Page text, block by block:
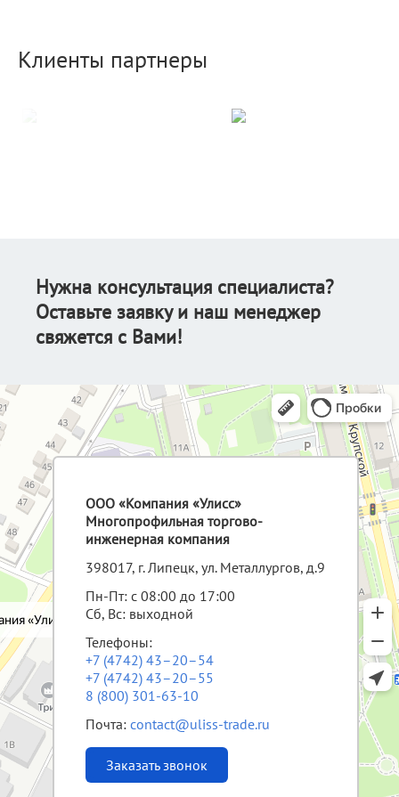
Клиенты партнеры
Нужна консультация специалиста?
Оставьте заявку и наш менеджер
свяжется с Вами!
ООО «Компания «Улисс»
Многопрофильная торгово-
инженерная компания
398017, г. Липецк, ул. Металлургов, д.9
Пн-Пт: с 08:00 до 17:00
Сб, Вс: выходной
Телефоны:
+7 (4742) 43–20–54
+7 (4742) 43–20–55
8 (800) 301-63-10
Почта:contact@uliss-trade.ru
Заказать звонок